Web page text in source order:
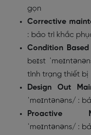
gọn
Corrective
: bảo trì khắc
Condition
beɪst
tình trạng thiết bị
Design Out
ˈmeɪntənəns/ :
Proactive
ˈmeɪntənəns/ :